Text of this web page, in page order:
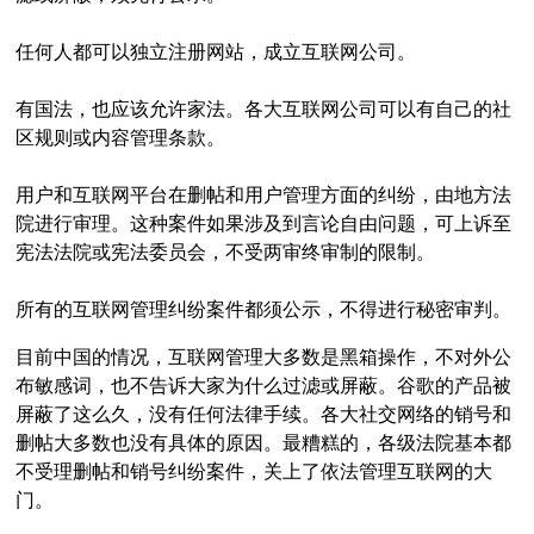
任何人都可以独立注册网站，成立互联网公司。
有国法，也应该允许家法。各大互联网公司可以有自己的社
区规则或内容管理条款。
用户和互联网平台在删帖和用户管理方面的纠纷，由地方法
院进行审理。这种案件如果涉及到言论自由问题，可上诉至
宪法法院或宪法委员会，不受两审终审制的限制。
所有的互联网管理纠纷案件都须公示，不得进行秘密审判。
目前中国的情况，互联网管理大多数是黑箱操作，不对外公
布敏感词，也不告诉大家为什么过滤或屏蔽。谷歌的产品被
屏蔽了这么久，没有任何法律手续。各大社交网络的销号和
删帖大多数也没有具体的原因。最糟糕的，各级法院基本都
不受理删帖和销号纠纷案件，关上了依法管理互联网的大
门。